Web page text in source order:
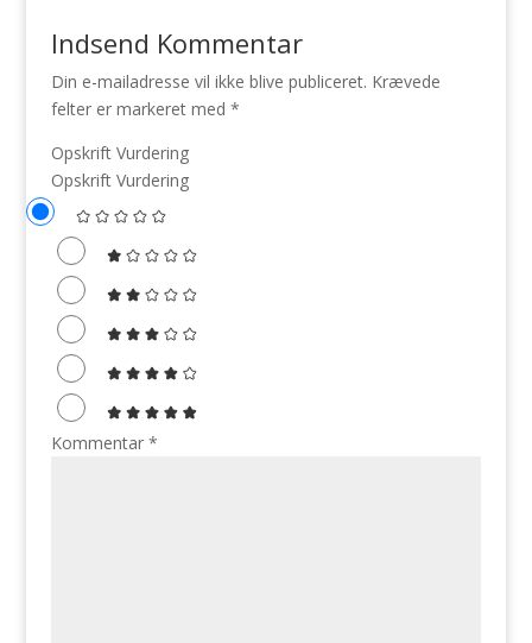
Indsend Kommentar
Din e-mailadresse vil ikke blive publiceret. Krævede
felter er markeret med *
Opskrift Vurdering
Opskrift Vurdering
Kommentar *